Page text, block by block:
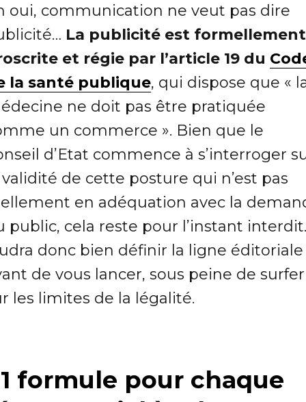
oui, communication ne veut pas dire
La publicité est formellement
et régie par l’article 19 du
la santé publique, qui dispose que «
ne doit pas être pratiquée
un commerce ». Bien que le
d’Etat commence à s’interroger
de cette posture qui n’est pas
en adéquation avec la
public, cela reste pour l’instant
donc bien définir la ligne éditoriale
de vous lancer, sous peine de surfer
les limites de la légalité.
1 formule pour chaque